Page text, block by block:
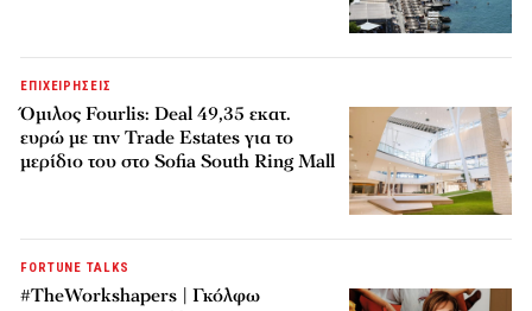
ΕΠΙΧΕΙΡΗΣΕΙΣ
Όμιλος Fourlis: Deal 49,35 εκατ.
ευρώ με την Trade Estates για το
μερίδιο του στο Sofia South Ring Mall
FORTUNE TALKS
#TheWorkshapers | Γκόλφω